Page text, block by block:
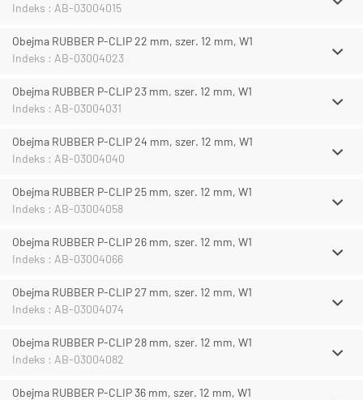
Indeks : AB-03004015
Obejma RUBBER P-CLIP 22 mm, szer. 12 mm, W1
Indeks : AB-03004023
Obejma RUBBER P-CLIP 23 mm, szer. 12 mm, W1
Indeks : AB-03004031
Obejma RUBBER P-CLIP 24 mm, szer. 12 mm, W1
Indeks : AB-03004040
Obejma RUBBER P-CLIP 25 mm, szer. 12 mm, W1
Indeks : AB-03004058
Obejma RUBBER P-CLIP 26 mm, szer. 12 mm, W1
Indeks : AB-03004066
Obejma RUBBER P-CLIP 27 mm, szer. 12 mm, W1
Indeks : AB-03004074
Obejma RUBBER P-CLIP 28 mm, szer. 12 mm, W1
Indeks : AB-03004082
Obejma RUBBER P-CLIP 36 mm, szer. 12 mm, W1